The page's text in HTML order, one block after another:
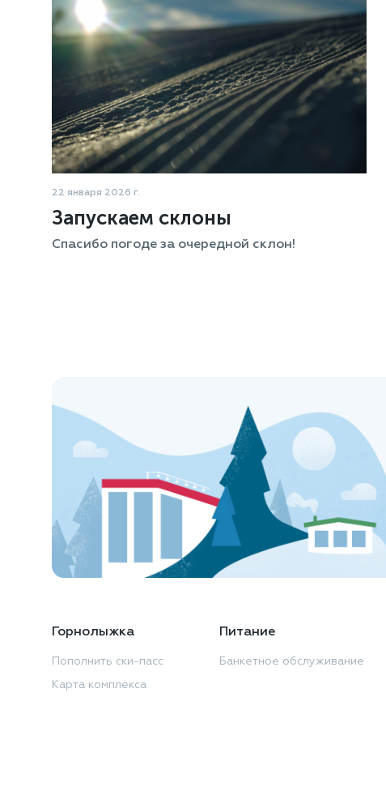
22 января 2026 г.
Запускаем склоны
Спасибо погоде за очередной склон!
Горнолыжка
Пополнить ски-пасс
Карта комплекса
Питание
Банкетное обслуживание